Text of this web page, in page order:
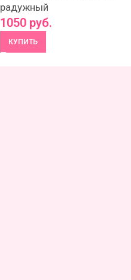
радужный
1050 руб.
КУПИТЬ